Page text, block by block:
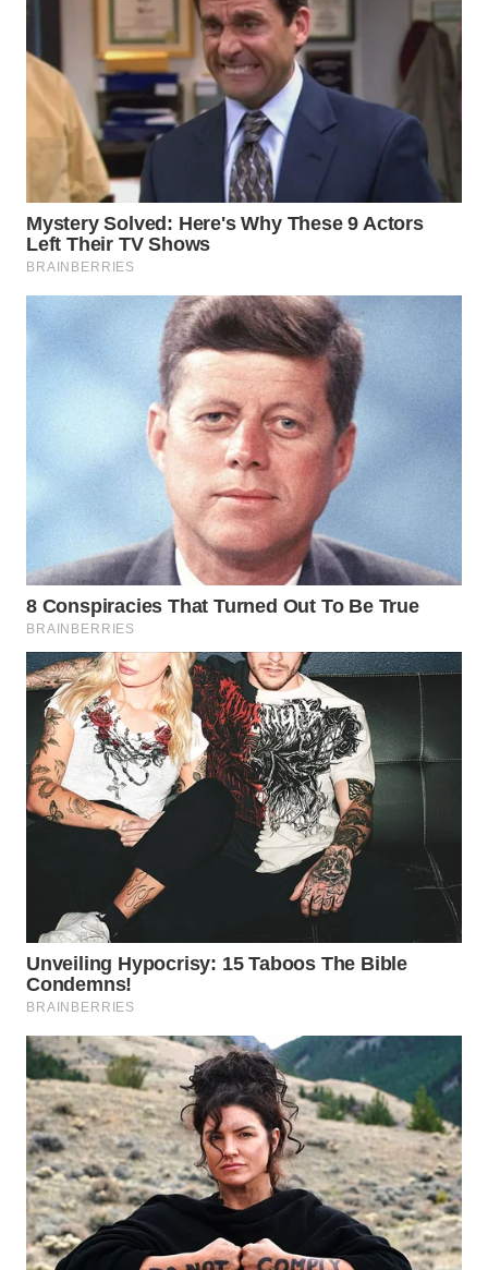
TANGERANG
WN
BINJAI
WN
CIREBON
SUBANG
WN
SUKABUMI
WN
PURWAKARTA
WN
PRIANGAN
SEMARANG
WN
SOLO
WN
BOROBUDUR
WN
MADURA
WN
SURABAYA